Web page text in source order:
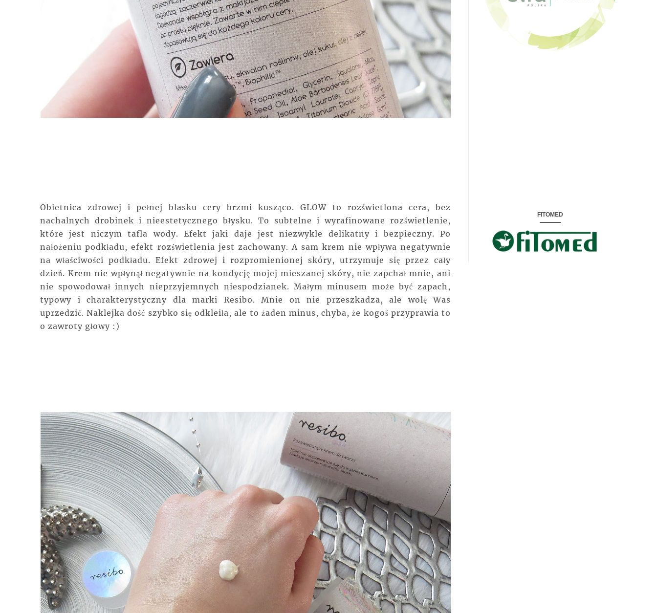
Obietnica zdrowej i pełnej blasku cery brzmi kusząco. GLOW to rozświetlona cera, bez
nachalnych drobinek i nieestetycznego błysku. To subtelne i wyrafinowane rozświetlenie,
które jest niczym tafla wody. Efekt jaki daje jest niezwykle delikatny i bezpieczny. Po
nałożeniu podkładu, efekt rozświetlenia jest zachowany. A sam krem nie wpływa negatywnie
na właściwości podkładu. Efekt zdrowej i rozpromienionej skóry, utrzymuje się przez cały
dzień. Krem nie wpłynął negatywnie na kondycję mojej mieszanej skóry, nie zapchał mnie, ani
nie spowodował innych nieprzyjemnych niespodzianek. Małym minusem może być zapach,
typowy i charakterystyczny dla marki Resibo. Mnie on nie przeszkadza, ale wolę Was
uprzedzić. Naklejka dość szybko się odkleiła, ale to żaden minus, chyba, że kogoś przyprawia to
o zawroty głowy :)
FITOMED